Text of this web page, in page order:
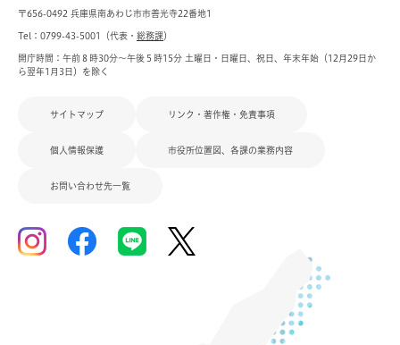
〒656-0492 兵庫県南あわじ市市善光寺22番地1
Tel：0799-43-5001（代表・ 総務課）
開庁時間：午前８時30分～午後５時15分 土曜日・日曜日、祝日、年末年始（12月29日か
ら翌年1月3日）を除く
サイトマップ リンク・著作権・免責事項
個人情報保護 市役所位置図、各課の業務内容
お問い合わせ先一覧